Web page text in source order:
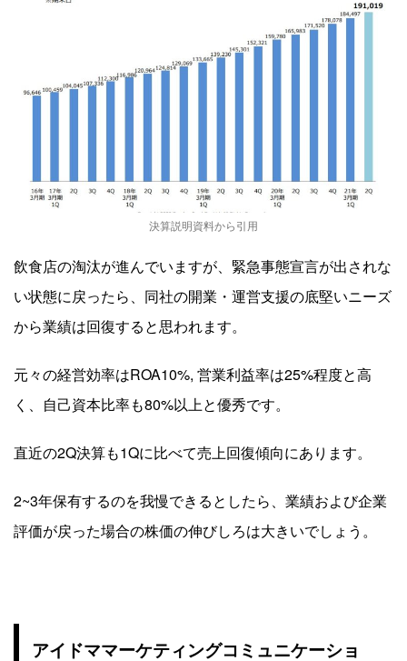
決算説明資料から引用
飲食店の淘汰が進んでいますが、緊急事態宣言が出されな
い状態に戻ったら、同社の開業・運営支援の底堅いニーズ
から業績は回復すると思われます。
元々の経営効率はROA10%, 営業利益率は25%程度と高
く、自己資本比率も80%以上と優秀です。
直近の2Q決算も1Qに比べて売上回復傾向にあります。
2~3年保有するのを我慢できるとしたら、業績および企業
評価が戻った場合の株価の伸びしろは大きいでしょう。
アイドママーケティングコミュニケーショ